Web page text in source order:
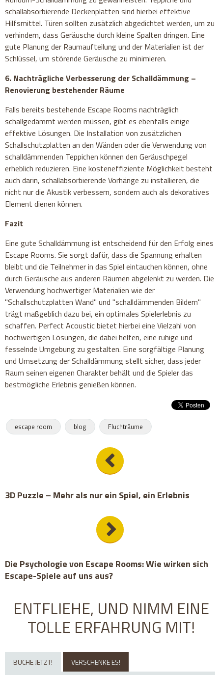
schallabsorbierende Deckenplatten sind hierbei effektive
Hilfsmittel. Türen sollten zusätzlich abgedichtet werden, um zu
verhindern, dass Geräusche durch kleine Spalten dringen. Eine
gute Planung der Raumaufteilung und der Materialien ist der
Schlüssel, um störende Geräusche zu minimieren.
6. Nachträgliche Verbesserung der Schalldämmung –
Renovierung bestehender Räume
Falls bereits bestehende Escape Rooms nachträglich
schallgedämmt werden müssen, gibt es ebenfalls einige
effektive Lösungen. Die Installation von zusätzlichen
Schallschutzplatten an den Wänden oder die Verwendung von
schalldämmenden Teppichen können den Geräuschpegel
erheblich reduzieren. Eine kosteneffiziente Möglichkeit besteht
auch darin, schallabsorbierende Vorhänge zu installieren, die
nicht nur die Akustik verbessern, sondern auch als dekoratives
Element dienen können.
Fazit
Eine gute Schalldämmung ist entscheidend für den Erfolg eines
Escape Rooms. Sie sorgt dafür, dass die Spannung erhalten
bleibt und die Teilnehmer in das Spiel eintauchen können, ohne
durch Geräusche aus anderen Räumen abgelenkt zu werden. Die
Verwendung hochwertiger Materialien wie der
"Schallschutzplatten Wand" und "schalldämmenden Bildern"
trägt maßgeblich dazu bei, ein optimales Spielerlebnis zu
schaffen. Perfect Acoustic bietet hierbei eine Vielzahl von
hochwertigen Lösungen, die dabei helfen, eine ruhige und
fesselnde Umgebung zu gestalten. Eine sorgfältige Planung
und Umsetzung der Schalldämmung stellt sicher, dass jeder
Raum seinen eigenen Charakter behält und die Spieler das
bestmögliche Erlebnis genießen können.
escape room blog Fluchträume
3D Puzzle – Mehr als nur ein Spiel, ein Erlebnis
Die Psychologie von Escape Rooms: Wie wirken sich
Escape-Spiele auf uns aus?
ENTFLIEHE, UND NIMM EINE
TOLLE ERFAHRUNG MIT!
BUCHE JETZT! VERSCHENKE ES!